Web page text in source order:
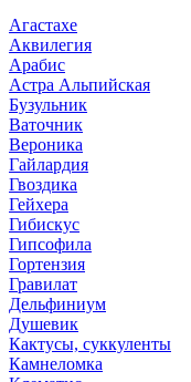
Агастахе
Аквилегия
Арабис
Астра Альпийская
Бузульник
Ваточник
Вероника
Гайлардия
Гвоздика
Гейхера
Гибискус
Гипсофила
Гортензия
Гравилат
Дельфиниум
Душевик
Кактусы, суккуленты
Камнеломка